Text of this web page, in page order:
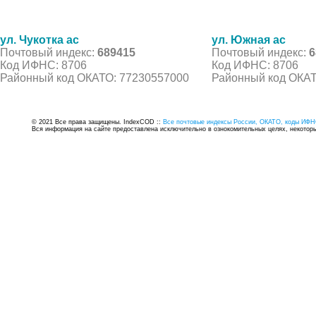
ул. Чукотка ас
Почтовый индекс: 689415
Код ИФНС: 8706
Районный код ОКАТО: 77230557000
ул. Южная ас
Почтовый индекс:
Код ИФНС: 8706
Районный код
© 2021 Все права защищены. IndexCOD :: Все почтовые индексы России, ОКАТО, коды
Вся информация на сайте предоставлена исключительно в ознокомительных целях,